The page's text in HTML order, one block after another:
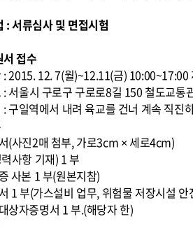
: 서류심사 및 면접시험
접수
: 2015. 12. 7(월)~12.11(금)
서울시 구로구 구로로8길 150 철도교통
구일역에서 내려 육교를 건너 계속 직진
(사진2매 첨부, 가로3cm × 세로4cm)
사항 기재) 1 부
사본 1 부(원본지참)
1 부(가스설비 업무, 위험물 저장시설
상자증명서 1 부.(해당자 한)